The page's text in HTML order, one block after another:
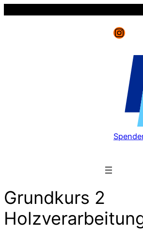
Grundkurs 2
Holzverarbeitung